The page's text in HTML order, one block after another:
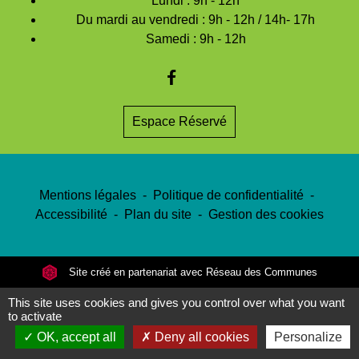
Du mardi au vendredi : 9h - 12h / 14h- 17h
Samedi : 9h - 12h
Espace Réservé
Mentions légales - Politique de confidentialité -
Accessibilité - Plan du site - Gestion des cookies
Site créé en partenariat avec Réseau des Communes
This site uses cookies and gives you control over what you want
to activate
OK, accept all
Deny all cookies Personalize